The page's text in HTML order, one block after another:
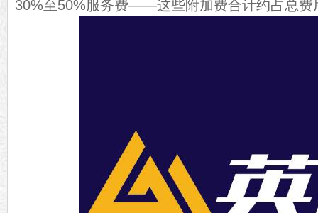
30%至50%服务费——这些附加费合计约占总费